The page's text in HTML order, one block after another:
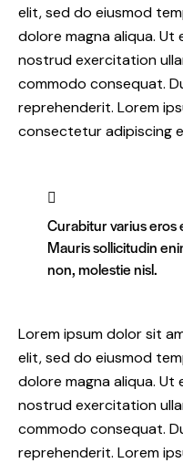
elit, sed do eiusmod
dolore magna aliqua. Ut
nostrud exercitation
commodo consequat.
reprehenderit. Lorem
consectetur adipiscing
Curabitur varius
Mauris sollicitudin
non, molestie nisl.
Lorem ipsum dolor sit
elit, sed do eiusmod
dolore magna aliqua. Ut
nostrud exercitation
commodo consequat.
reprehenderit. Lorem